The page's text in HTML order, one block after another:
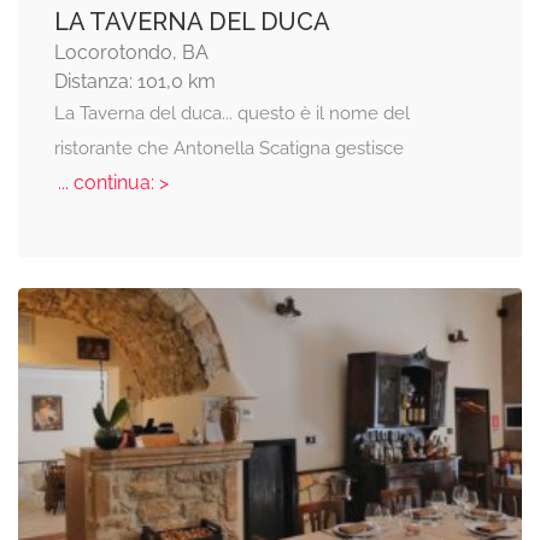
LA TAVERNA DEL DUCA
Locorotondo, BA
Distanza: 101,0 km
La Taverna del duca... questo è il nome del
ristorante che Antonella Scatigna gestisce
... continua: >